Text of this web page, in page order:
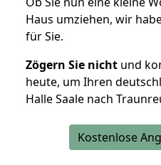
Haus umziehen, wir
für Sie.
Zögern Sie nicht und
heute, um Ihren
Halle Saale nach
Kostenlose